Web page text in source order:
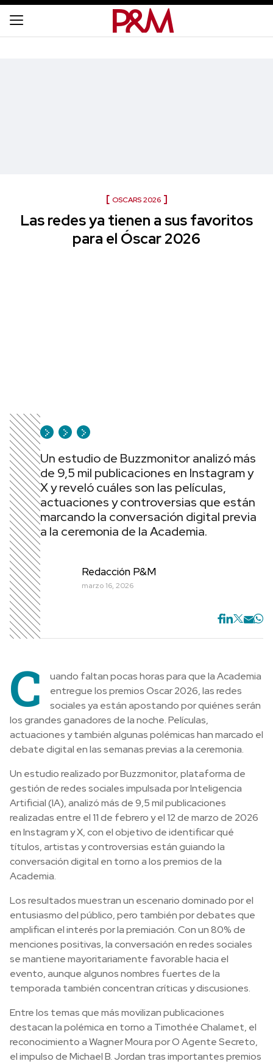
OSCARS 2026
Las redes ya tienen a sus favoritos
para el Óscar 2026
Un estudio de Buzzmonitor analizó más
de 9,5 mil publicaciones en Instagram y
X y reveló cuáles son las películas,
actuaciones y controversias que están
marcando la conversación digital previa
a la ceremonia de la Academia.
Redacción P&M
marzo 16, 2026
C
uando faltan pocas horas para que la Academia
entregue los premios Oscar 2026, las redes
sociales ya están apostando por quiénes serán
los grandes ganadores de la noche. Películas,
actuaciones y también algunas polémicas han marcado el
debate digital en las semanas previas a la ceremonia.
Un estudio realizado por Buzzmonitor, plataforma de
gestión de redes sociales impulsada por Inteligencia
Artificial (IA), analizó más de 9,5 mil publicaciones
realizadas entre el 11 de febrero y el 12 de marzo de 2026
en Instagram y X, con el objetivo de identificar qué
títulos, artistas y controversias están guiando la
conversación digital en torno a los premios de la
Academia.
Los resultados muestran un escenario dominado por el
entusiasmo del público, pero también por debates que
amplifican el interés por la premiación. Con un 80% de
menciones positivas, la conversación en redes sociales
se mantiene mayoritariamente favorable hacia el
evento, aunque algunos nombres fuertes de la
temporada también concentran críticas y discusiones.
Entre los temas que más movilizan publicaciones
destacan la polémica en torno a Timothée Chalamet, el
reconocimiento a Wagner Moura por O Agente Secreto,
el impulso de Michael B. Jordan tras importantes premios